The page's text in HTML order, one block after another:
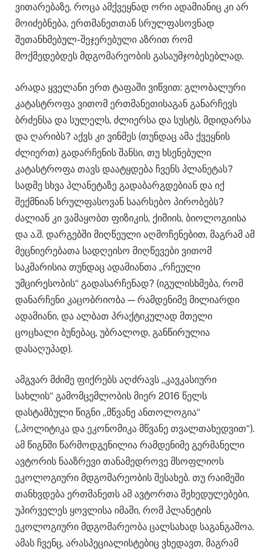
ვითარებაზე, როცა ამქვეყნად ორი ადამიანიც კი არ
მოიძებნება, ერთმანეთთან სრულფასოვნად
შეთანხმებულ-შეჯერებული აზრით რომ
მოქმედებდეს მდგომარეობის გასაუმჯობესებლად.
არადა ყველანი ერთ ტაფაში ვიწვით: გლობალური
კატასტროფა ვითომ ერთმანეთისაგან განარჩევს
ბრძენსა და სულელს, ძლიერსა და სუსტს, მდიდარსა
და ღარიბს? აქვს კი ვინმეს (თუნდაც ამა ქვეყნის
ძლიერთ) გადარჩენის შანსი, თუ ხსენებული
კატასტროფა თავს დაატყდება ჩვენს პლანეტას?
სადმე სხვა პლანეტაზე გადაბარგდებიან და იქ
შექმნიან სრულფასოვან საარსებო პირობებს?
ძალიან კი ვამაყობთ ფიზიკის, ქიმიის, ბიოლოგიისა
და ა.შ. დარგებში მიღწეული აღმოჩენებით, მაგრამ ამ
მეცნიერებათა სადღეისო მიღწევები ვითომ
საკმარისია თუნდაც ადამიანთა „რჩეული
უმცირესობის“ გადასარჩენად? (იგულისხმება, რომ
დანარჩენი კაცობრიობა — რამდენიმე მილიარდი
ადამიანი, და ალბათ პრაქტიკულად მთელი
ცოცხალი ბუნებაც, უბრალოდ, განწირულია
დასაღუპად).
ამგვარ მძიმე ფიქრებს აღძრავს „კავკასიური
სახლის“ გამომცემლობის მიერ 2016 წელს
დასტამბული წიგნი „მწვანე ანთოლოგია“
(„პოლიტიკა და ეკონომიკა მწვანე თვალთახედვით“).
ამ წიგნში წარმოდგენილია რამდენიმე გერმანელი
ავტორის ნააზრევი თანამედროვე მსოფლიოს
ეკოლოგიური მდგომარეობის შესახებ. თუ რაიმეში
თანხვდება ერთმანეთს ამ ავტორთა შეხედულებები,
უპირველეს ყოვლისა იმაში, რომ პლანეტის
ეკოლოგიური მდგომარეობა ცალსახად საგანგაშოა.
ამას ჩვენც, არასპეციალისტებიც ვხედავთ, მაგრამ